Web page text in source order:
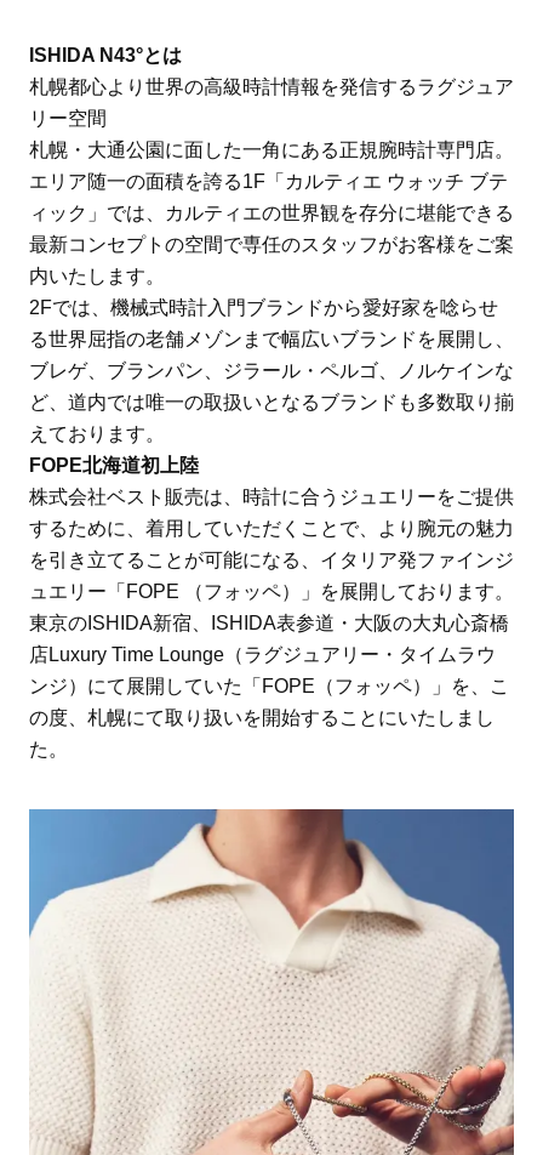
ISHIDA N43°とは
札幌都心より世界の高級時計情報を発信するラグジュア
リー空間
札幌・大通公園に面した一角にある正規腕時計専門店。
エリア随一の面積を誇る1F「カルティエ ウォッチ ブテ
ィック」では、カルティエの世界観を存分に堪能できる
最新コンセプトの空間で専任のスタッフがお客様をご案
内いたします。
2Fでは、機械式時計入門ブランドから愛好家を唸らせ
る世界屈指の老舗メゾンまで幅広いブランドを展開し、
ブレゲ、ブランパン、ジラール・ペルゴ、ノルケインな
ど、道内では唯一の取扱いとなるブランドも多数取り揃
えております。
FOPE北海道初上陸
株式会社ベスト販売は、時計に合うジュエリーをご提供
するために、着用していただくことで、より腕元の魅力
を引き立てることが可能になる、イタリア発ファインジ
ュエリー「FOPE （フォッペ）」を展開しております。
東京のISHIDA新宿、ISHIDA表参道・大阪の大丸心斎橋
店Luxury Time Lounge（ラグジュアリー・タイムラウ
ンジ）にて展開していた「FOPE（フォッペ）」を、こ
の度、札幌にて取り扱いを開始することにいたしまし
た。